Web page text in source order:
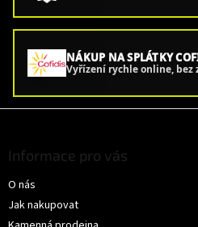
í
p
r
v
y
v
NÁKUP NA SPLÁTKY
Vyřízení rychle online,
Informace pro vás
O nás
Jak nakupovat